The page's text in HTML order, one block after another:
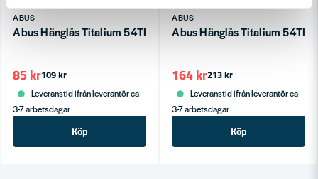
ABUS
Abus Hänglås Titalium 54TI/30 SB
109 kr
85 kr
Leveranstid ifrån leverantör ca
3-7 arbetsdagar
Köp
ABUS
Abus Hänglås Titalium 54TI/
213 kr
164 kr
Leveranstid ifrån leverantör ca
3-7 arbetsdagar
Köp